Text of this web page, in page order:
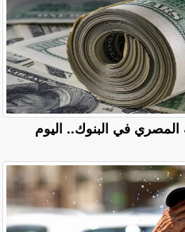
المصري في البنوك.. اليوم